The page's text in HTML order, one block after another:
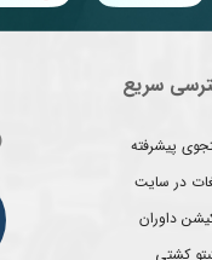
سریع
پیشرفته
در سایت
داوران
کشتی